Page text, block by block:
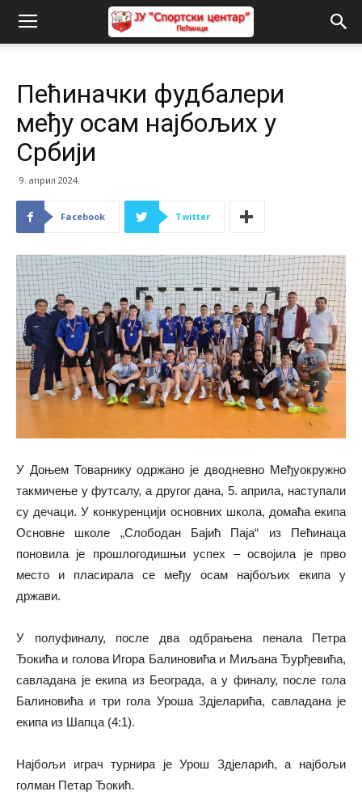
Пећиначки фудбалери
међу осам најбољих у
Србији
9. април 2024.
Facebook Twitter
У Доњем Товарнику одржано је дводневно Међуокружно
такмичење у футсалу, а другог дана, 5. априла, наступали
су дечаци. У конкуренцији основних школа, домаћа екипа
Основне школе „Слободан Бајић Паја“ из Пећинаца
поновила је прошлогодишњи успех – освојила је прво
место и пласирала се међу осам најбољих екипа у
држави.
У полуфиналу, после два одбрањена пенала Петра
Ђокића и голова Игора Балиновића и Миљана Ђурђевића,
савладана је екипа из Београда, а у финалу, после гола
Балиновића и три гола Уроша Здјеларића, савладана је
екипа из Шапца (4:1).
Најбољи играч турнира је Урош Здјеларић, а најбољи
голман Петар Ђокић.